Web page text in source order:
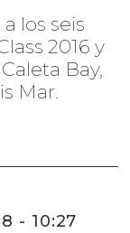
los seis
2016 y
Bay,
Mar.
- 10:27